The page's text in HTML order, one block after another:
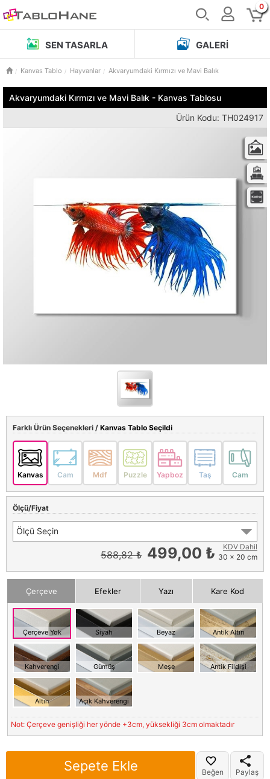
0
SEN TASARLA GALERI
Kanvas Tablo Hayvanlar Akvaryumdaki Kırmızı ve Mavi Balık
Akvaryumdaki Kırmızı ve Mavi Balık - Kanvas Tablosu
Ürün Kodu: TH024917
Farklı Ürün Seçenekleri / Kanvas Tablo Seçildi
Kanvas Cam Mdf Puzzle Yapboz Taş Cam
Ölçü/Fiyat
Ölçü Seçin
588,82 ₺ 499,00 ₺
KDV Dahil
30 x 20 cm
Çerçeve Efekler Yazı Kare Kod
Çerçeve Yok Siyah Beyaz Antik Altın
Kahverengi Gümüş Meşe Antik Fildişi
Altın Açık Kahverengi
Not: Çerçeve genişliği her yönde +3cm, yüksekliği 3cm olmaktadır
Sepete Ekle Beğen Paylaş